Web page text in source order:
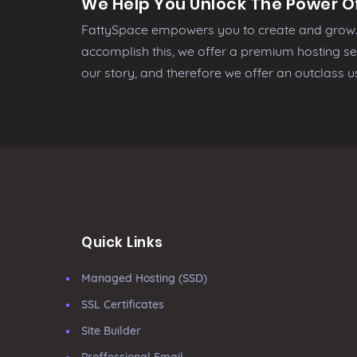
FattySpace empowers you to create and
accomplish this, we offer a premium hosting
our story, and therefore we offer an outclass
Quick Links
Managed Hosting (SSD)
SSL Certificates
Site Builder